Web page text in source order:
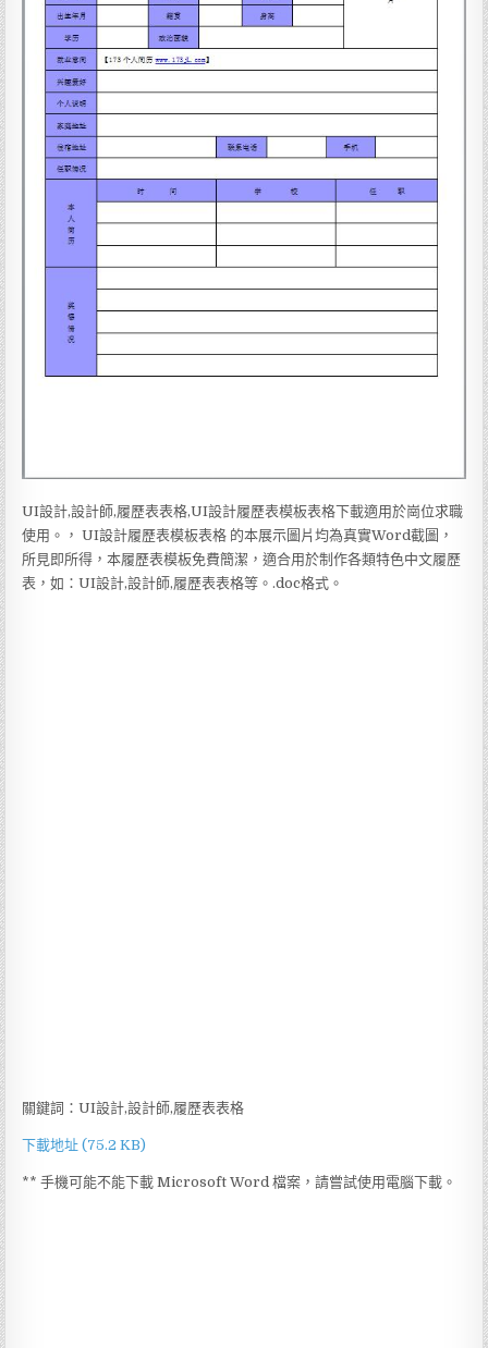
UI設計,設計師,履歷表表格,UI設計履歷表模板表格下載適用於崗位求職
使用。， UI設計履歷表模板表格 的本展示圖片均為真實Word截圖，
所見即所得，本履歷表模板免費簡潔，適合用於制作各類特色中文履歷
表，如：UI設計,設計師,履歷表表格等。.doc格式。
關鍵詞：UI設計,設計師,履歷表表格
下載地址 (75.2 KB)
** 手機可能不能下載 Microsoft Word 檔案，請嘗試使用電腦下載。